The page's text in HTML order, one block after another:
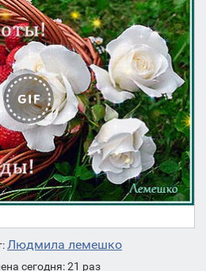
Людмила лемешко
сегодня: 21 раз